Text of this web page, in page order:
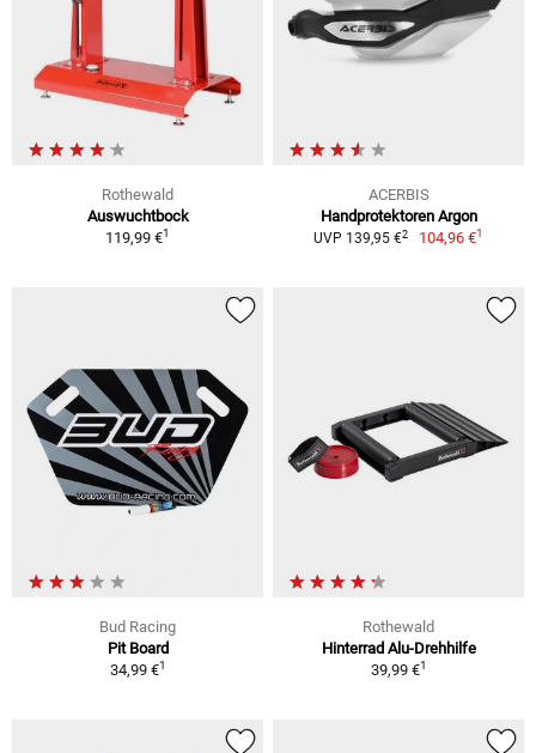
Rothewald
Auswuchtbock
119,99 €1
ACERBIS
Handprotektoren Argon
UVP 139,95 €2 104,96 €1
Bud Racing
Pit Board
34,99 €1
Rothewald
Hinterrad Alu-Drehhilfe
39,99 €1